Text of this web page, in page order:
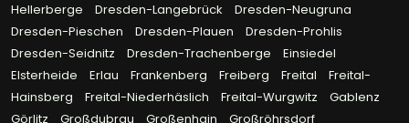
Hellerberge
Dresden-Langebrück
Dresden-Neugruna
Dresden-Pieschen
Dresden-Plauen
Dresden-Prohlis
Dresden-Seidnitz
Dresden-Trachenberge
Einsiedel
Elsterheide
Erlau Frankenberg Freiberg Freital
Freital-
Hainsberg
Freital-Niederhäslich Freital-Wurgwitz
Gablenz
Görlitz
Großdubrau Großenhain
Großröhrsdorf